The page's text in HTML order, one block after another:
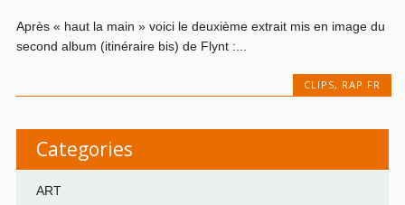
Après « haut la main » voici le deuxième extrait mis en image du
second album (itinéraire bis) de Flynt :...
CLIPS, RAP FR
Categories
ART